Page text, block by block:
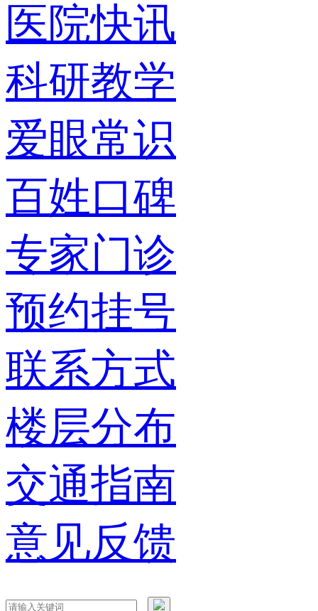
医院快讯
科研教学
爱眼常识
百姓口碑
专家门诊
预约挂号
联系方式
楼层分布
交通指南
意见反馈